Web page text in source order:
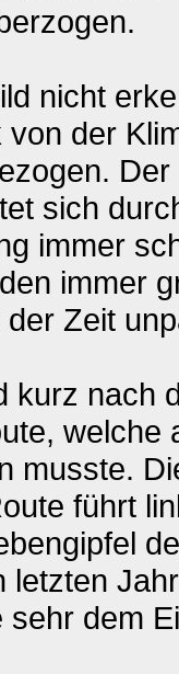
nicht
der
sich
immer
immer
Zeit
kurz nach
welche
musste.
führt
letzten
sehr dem